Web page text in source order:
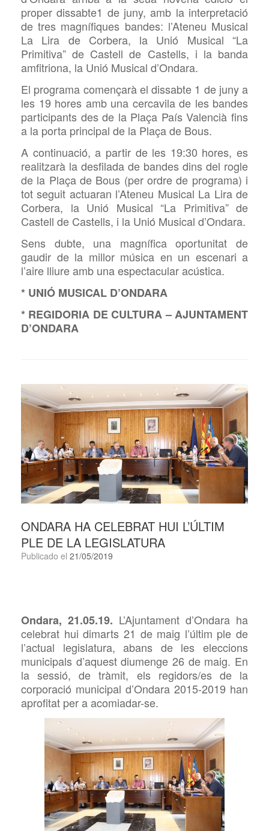
proper dissabte1 de juny, amb la interpretació
de tres magnífiques bandes: l’Ateneu Musical
La Lira de Corbera, la Unió Musical “La
Primitiva” de Castell de Castells, i la banda
amfitriona, la Unió Musical d’Ondara.
El programa començarà el dissabte 1 de juny a
les 19 hores amb una cercavila de les bandes
participants des de la Plaça País Valencià fins
a la porta principal de la Plaça de Bous.
A continuació, a partir de les 19:30 hores, es
realitzarà la desfilada de bandes dins del rogle
de la Plaça de Bous (per ordre de programa) i
tot seguit actuaran l’Ateneu Musical La Lira de
Corbera, la Unió Musical “La Primitiva” de
Castell de Castells, i la Unió Musical d’Ondara.
Sens dubte, una magnífica oportunitat de
gaudir de la millor música en un escenari a
l’aire lliure amb una espectacular acústica.
* UNIÓ MUSICAL D’ONDARA
* REGIDORIA DE CULTURA – AJUNTAMENT
D’ONDARA
ONDARA HA CELEBRAT HUI L’ÚLTIM
PLE DE LA LEGISLATURA
Publicado el 21/05/2019
Ondara, 21.05.19. L’Ajuntament d’Ondara ha
celebrat hui dimarts 21 de maig l’últim ple de
l’actual legislatura, abans de les eleccions
municipals d’aquest diumenge 26 de maig. En
la sessió, de tràmit, els regidors/es de la
corporació municipal d’Ondara 2015-2019 han
aprofitat per a acomiadar-se.